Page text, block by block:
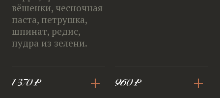
вёшенки, чесночная
паста, петрушка,
шпинат, редис,
пудра из зелени.
1 370 ₽ + 960 ₽ +